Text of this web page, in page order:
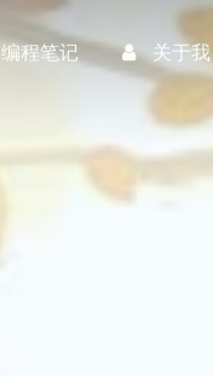
编程笔记 关于我